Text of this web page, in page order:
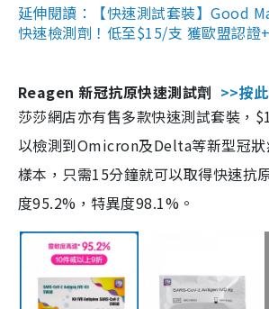
延伸閱讀：【快速測試套裝】Good
快速檢測劑！低至$15/支 獲歐盟認證
Reagen 新冠抗原快速測試劑 >>按
莎莎網店亦有售多款快速測試套裝，
以檢測到Omicron及Delta等新型冠
樣本，只需15分鐘就可以取得快速抗
度95.2%，特異度98.1%。